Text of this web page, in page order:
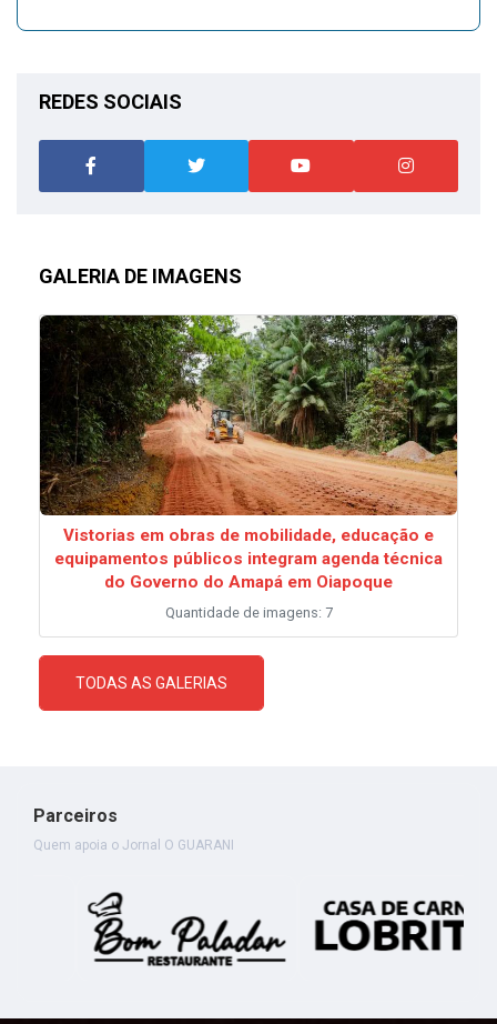
REDES SOCIAIS
GALERIA DE IMAGENS
Vistorias em obras de mobilidade, educação e
equipamentos públicos integram agenda técnica
do Governo do Amapá em Oiapoque
Quantidade de imagens: 7
TODAS AS GALERIAS
Parceiros
Quem apoia o Jornal O GUARANI